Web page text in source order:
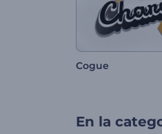
Cogue
En la